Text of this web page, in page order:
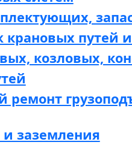
путей и
козловых,
заземления